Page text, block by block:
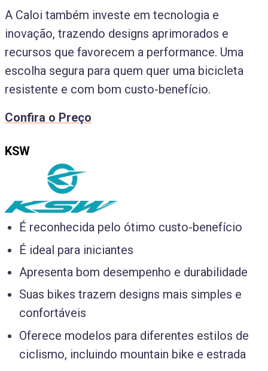
A Caloi também investe em tecnologia e
inovação, trazendo designs aprimorados e
recursos que favorecem a performance. Uma
escolha segura para quem quer uma bicicleta
resistente e com bom custo-benefício.
Confira o Preço
KSW
É reconhecida pelo ótimo custo-benefício
É ideal para iniciantes
Apresenta bom desempenho e durabilidade
Suas bikes trazem designs mais simples e
confortáveis
Oferece modelos para diferentes estilos de
ciclismo, incluindo mountain bike e estrada